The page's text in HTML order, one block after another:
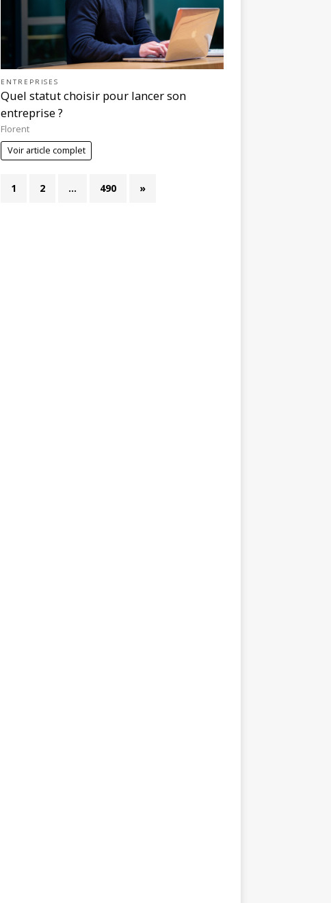
ENTREPRISES
Quel statut choisir pour lancer son
entreprise ?
Florent
Voir article complet
1 2 … 490 »